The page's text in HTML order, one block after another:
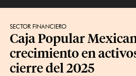
SECTOR FINANCIERO
Caja Popular
crecimiento en
cierre del 2025